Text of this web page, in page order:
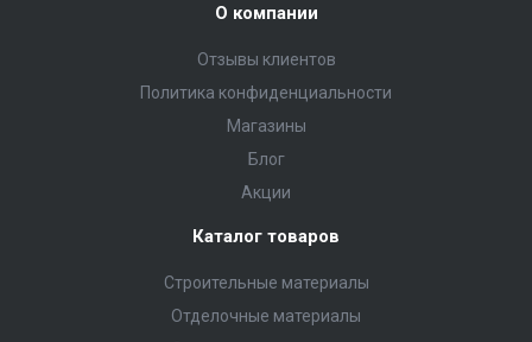
О компании
Отзывы клиентов
Политика конфиденциальности
Магазины
Блог
Акции
Каталог товаров
Строительные материалы
Отделочные материалы